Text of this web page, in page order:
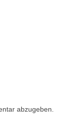
abzugeben.